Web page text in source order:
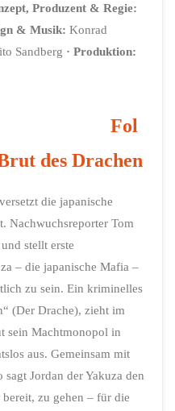
Produzent & Regie:
& Musik: Konrad
Sandberg · Produktion:
Fol
des Drachen
die japanische
Nachwuchsreporter Tom
stellt erste
– die japanische Mafia –
zu sein. Ein kriminelles
(Der Drache), zieht im
sein Machtmonopol in
aus. Gemeinsam mit
Jordan der Yakuza den
zu gehen – für die